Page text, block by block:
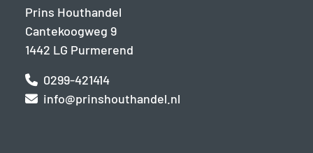
Prins Houthandel
Cantekoogweg 9
1442 LG Purmerend
0299-421414
info@prinshouthandel.nl